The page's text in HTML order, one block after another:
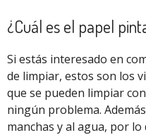
¿Cuál es el papel
Si estás interesado en
de limpiar, estos son los
que se pueden limpiar
ningún problema.
manchas y al agua, por